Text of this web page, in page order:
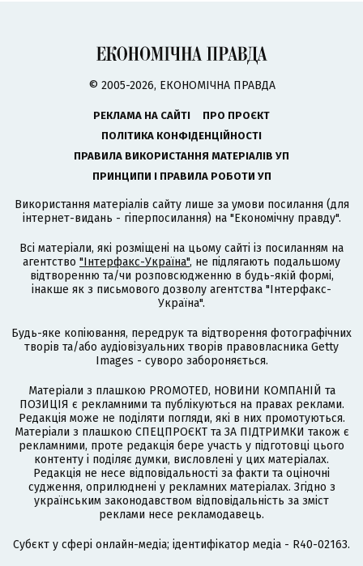
© 2005-2026, ЕКОНОМІЧНА ПРАВДА
РЕКЛАМА НА САЙТІ
ПРО ПРОЄКТ
ПОЛІТИКА КОНФІДЕНЦІЙНОСТІ
ПРАВИЛА ВИКОРИСТАННЯ МАТЕРІАЛІВ УП
ПРИНЦИПИ І ПРАВИЛА РОБОТИ УП
Використання матеріалів сайту лише за умови посилання (для
інтернет-видань - гіперпосилання) на "Економічну правду".
Всі матеріали, які розміщені на цьому сайті із посиланням на
агентство "Інтерфакс-Україна", не підлягають подальшому
відтворенню та/чи розповсюдженню в будь-якій формі,
інакше як з письмового дозволу агентства "Інтерфакс-
Україна".
Будь-яке копіювання, передрук та відтворення фотографічних
творів та/або аудіовізуальних творів правовласника Getty
Images - суворо забороняється.
Матеріали з плашкою PROMOTED, НОВИНИ КОМПАНІЙ та
ПОЗИЦІЯ є рекламними та публікуються на правах реклами.
Редакція може не поділяти погляди, які в них промотуються.
Матеріали з плашкою СПЕЦПРОЄКТ та ЗА ПІДТРИМКИ також є
рекламними, проте редакція бере участь у підготовці цього
контенту і поділяє думки, висловлені у цих матеріалах.
Редакція не несе відповідальності за факти та оціночні
судження, оприлюднені у рекламних матеріалах. Згідно з
українським законодавством відповідальність за зміст
реклами несе рекламодавець.
Cубєкт у сфері онлайн-медіа; ідентифікатор медіа - R40-02163.